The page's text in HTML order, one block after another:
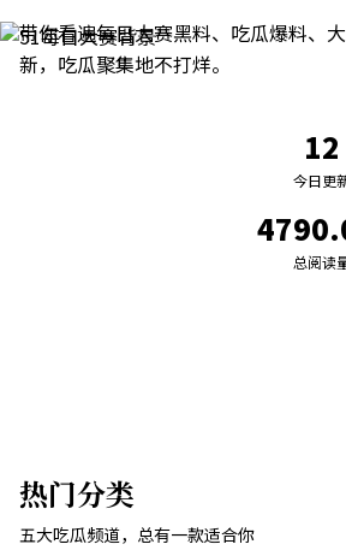
带你看遍每日大赛黑料、吃瓜爆料、
新，吃瓜聚集地不打烊。
12
今日更
总阅读
热门分类
五大吃瓜频道，总有一款适合你